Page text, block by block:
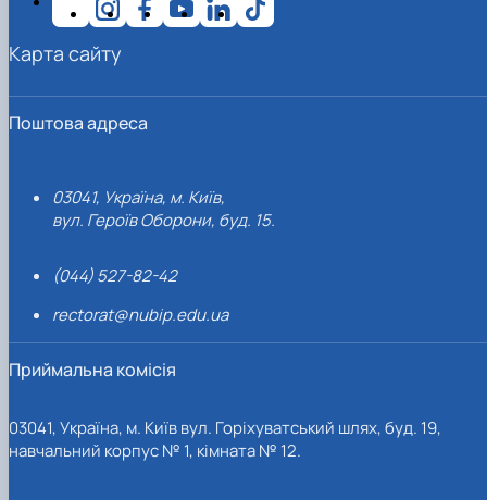
Поштова адреса
03041, Україна, м. Київ,
вул. Героїв Оборони, буд. 15.
(044) 527-82-42
rectorat@nubip.edu.ua
Приймальна комісія
03041, Україна, м. Київ вул. Горіхуватський шлях, буд. 19,
навчальний корпус № 1, кімната № 12.
Карта сайту